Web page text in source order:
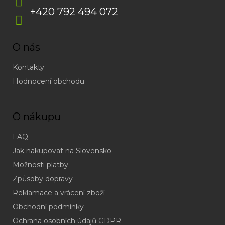
+420 792 494 072
O nás
Kontakty
Hodnocení obchodu
O nákupu
FAQ
Jak nakupovat na Slovensko
Možnosti platby
Způsoby dopravy
Reklamace a vrácení zboží
Obchodní podmínky
Ochrana osobních údajů GDPR
(odpověď
do